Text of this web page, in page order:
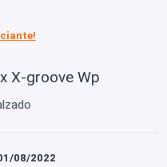
X-groove Wp
08/2022